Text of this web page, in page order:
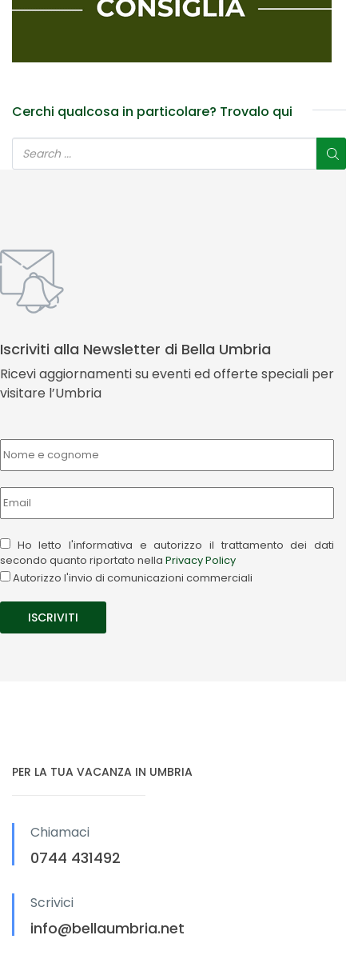
Cerchi qualcosa in particolare? Trovalo qui
Iscriviti alla Newsletter di Bella Umbria
Ricevi aggiornamenti su eventi ed offerte speciali per
visitare l’Umbria
Ho letto l'informativa e autorizzo il trattamento dei dati
secondo quanto riportato nella Privacy Policy
Autorizzo l'invio di comunicazioni commerciali
PER LA TUA VACANZA IN UMBRIA
Chiamaci
0744 431492
Scrivici
info@bellaumbria.net